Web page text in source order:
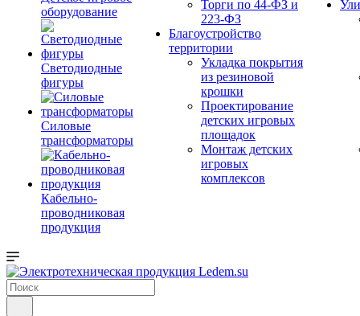
оборудование
Светодиодные
фигуры
Силовые
трансформаторы
Кабельно-
проводниковая
продукция
Торги по 44-ФЗ и
223-ФЗ
Благоустройство
территории
Укладка покрытия
из резиновой
крошки
Проектирование
детских игровых
площадок
Монтаж детских
игровых
комплексов